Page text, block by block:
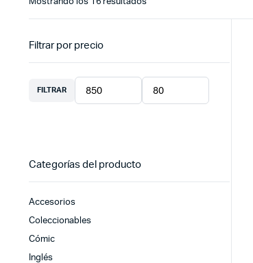
Filtrar por precio
FILTRAR
Categorías del producto
Accesorios
Coleccionables
Cómic
Inglés